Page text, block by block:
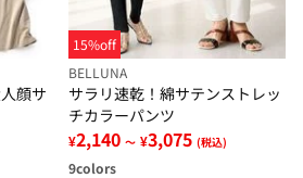
顔サ
15%off
BELLUNA
サラリ速乾！綿サテンストレッ
チカラーパンツ
¥2,140 ～ ¥3,075 (税込)
9colors